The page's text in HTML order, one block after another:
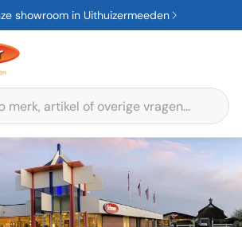
showroom in Uithuizermeeden